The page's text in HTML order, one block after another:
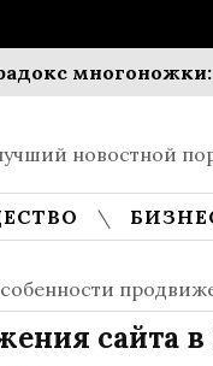
новостной
сайта в